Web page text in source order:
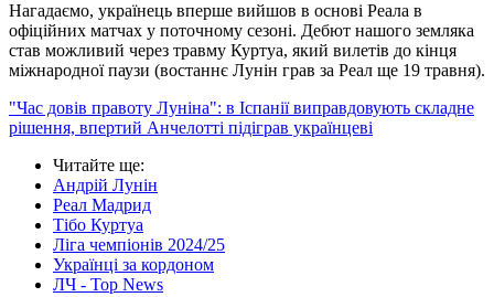
Нагадаємо, українець вперше вийшов в основі Реала в
офіційних матчах у поточному сезоні. Дебют нашого земляка
став можливий через травму Куртуа, який вилетів до кінця
міжнародної паузи (востаннє Лунін грав за Реал ще 19 травня).
"Час довів правоту Луніна": в Іспанії виправдовують складне
рішення, впертий Анчелотті підіграв українцеві
Читайте ще:
Андрій Лунін
Реал Мадрид
Тібо Куртуа
Ліга чемпіонів 2024/25
Українці за кордоном
ЛЧ - Top News